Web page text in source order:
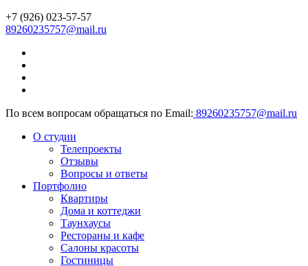
+7 (926) 023-57-57
89260235757@mail.ru
По всем вопросам обращаться по Email: 89260235757@mail.ru
О студии
Телепроекты
Отзывы
Вопросы и ответы
Портфолио
Квартиры
Дома и коттеджи
Таунхаусы
Рестораны и кафе
Салоны красоты
Гостиницы